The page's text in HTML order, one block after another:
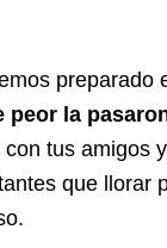
preparado
peor la
tus amigos
que llorar